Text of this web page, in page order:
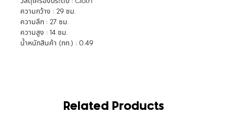
ความกว้าง : 29 ซม.
ความลึก : 27 ซม.
ความสูง : 14 ซม.
น้ำหนักสินค้า (กก.) : 0.49
Related Products